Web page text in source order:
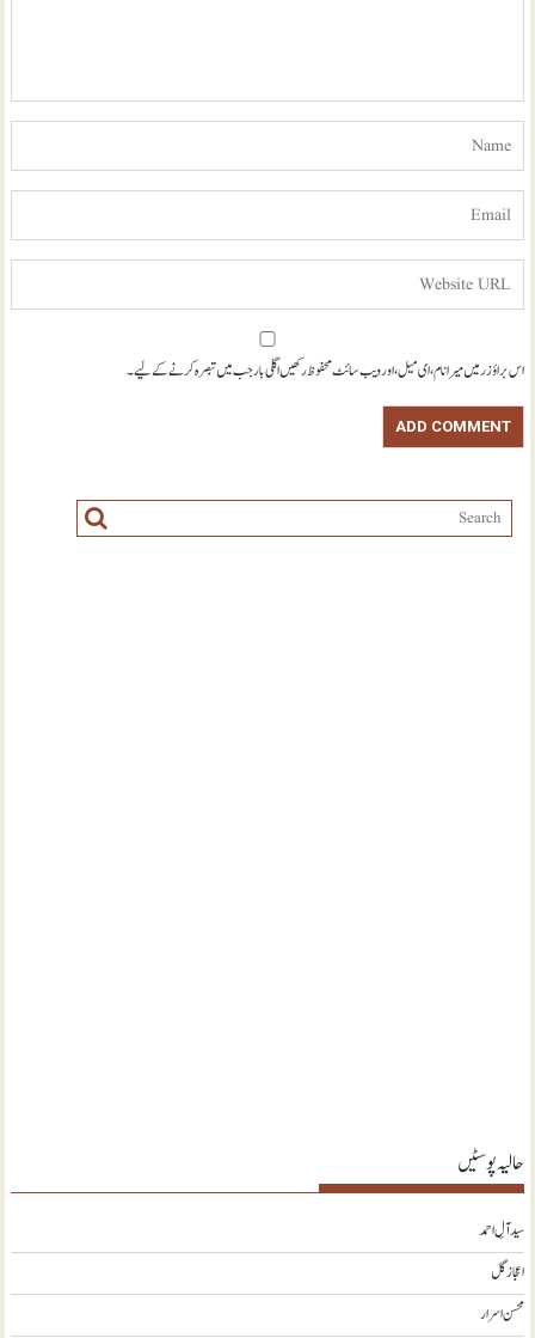
اس براؤزر میں میرا نام، ای میل، اور ویب سائٹ محفوظ رکھیں اگلی بار جب میں تبصرہ کرنے کےلیے۔
حالیہ پوسٹیں
سید آلِ احمد
اعجاز گل
محسن اسرار